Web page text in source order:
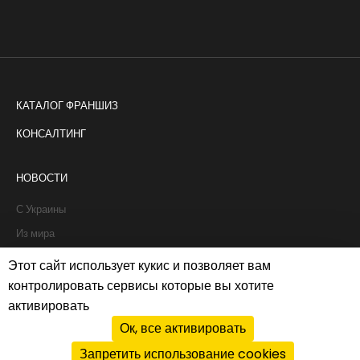
КАТАЛОГ ФРАНШИЗ
КОНСАЛТИНГ
НОВОСТИ
С Украины
Из мира
Интервью
Истории франчайзи
Рапорты
Этот сайт использует кукис и позволяет вам
контролировать сервисы которые вы хотите
активировать
Ок, все активировать
Запретить использование cookies